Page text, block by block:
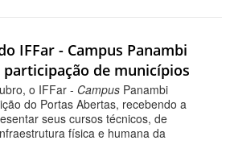
IFFar - Campus Panambi
de municípios
o IFFar - Campus Panambi
do Portas Abertas, recebendo a
seus cursos técnicos, de
física e humana da